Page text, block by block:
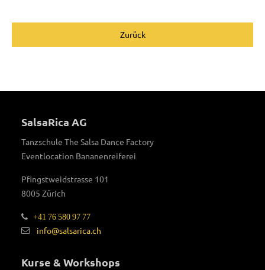
Zurück
SalsaRica AG
Tanzschule The Salsa Dance Factory
Eventlocation Bananenreiferei
Pfingstweidstrasse 101
8005 Zürich
+41 76 580 97 77
info@salsarica.ch
Kurse & Workshops